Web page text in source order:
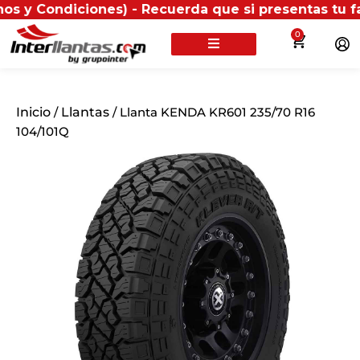
- Recuerda que si presentas tu factura
0
Inicio / Llantas / Llanta KENDA KR601 235/70 R16
104/101Q